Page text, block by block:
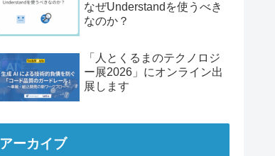
なぜUnderstandを使うべき
なのか？
「人とくるまのテクノロジ
ー展2026」にオンライン出
展します
アーカイブ